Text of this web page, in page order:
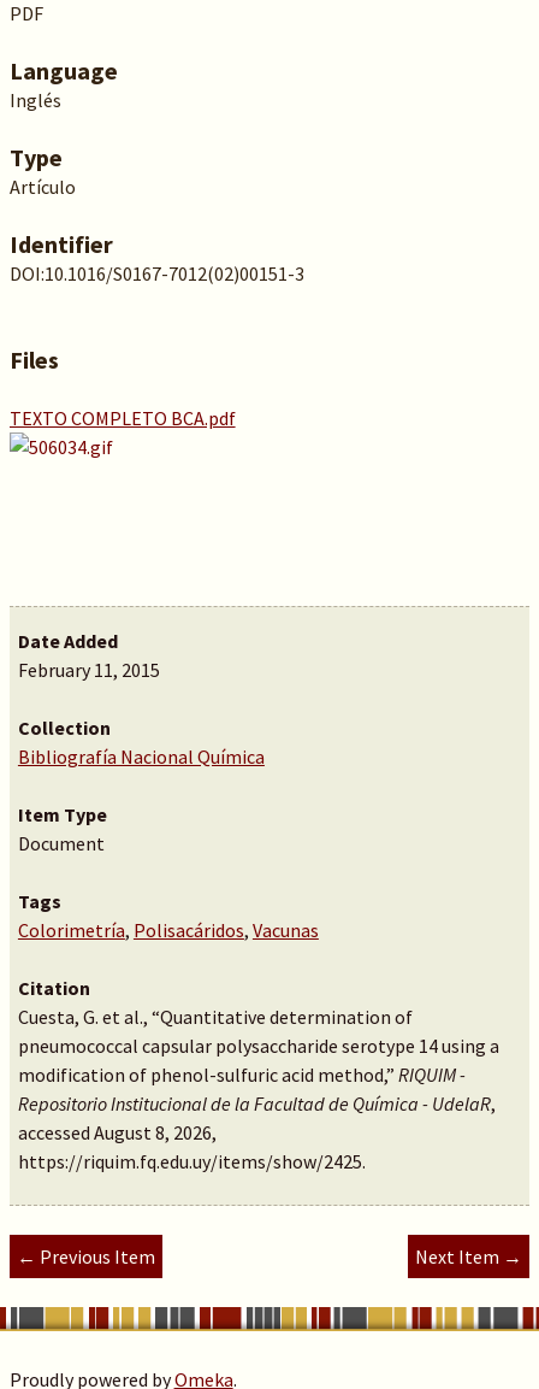
PDF
Language
Inglés
Type
Artículo
Identifier
DOI:10.1016/S0167-7012(02)00151-3
Files
TEXTO COMPLETO BCA.pdf
Date Added
February 11, 2015
Collection
Bibliografía Nacional Química
Item Type
Document
Tags
Colorimetría, Polisacáridos, Vacunas
Citation
Cuesta, G. et al., “Quantitative determination of
pneumococcal capsular polysaccharide serotype 14 using a
modification of phenol-sulfuric acid method,” RIQUIM -
Repositorio Institucional de la Facultad de Química - UdelaR,
accessed August 8, 2026,
https://riquim.fq.edu.uy/items/show/2425.
← Previous Item Next Item →
Proudly powered byOmeka.